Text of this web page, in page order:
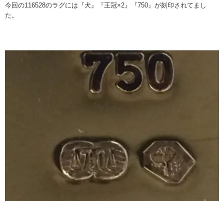
今回の116528のラグには『犬』『王冠×2』『750』が刻印されてまし
た。